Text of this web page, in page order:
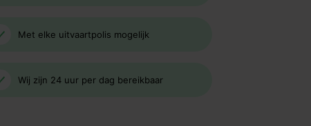
Met elke uitvaartpolis mogelijk
Wij zijn 24 uur per dag bereikbaar